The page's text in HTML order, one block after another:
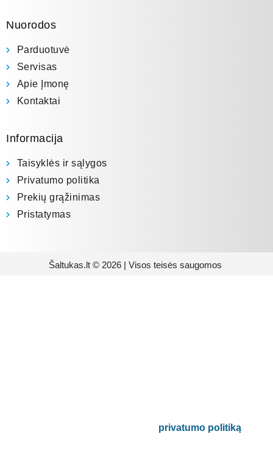
Nuorodos
Parduotuvė
Servisas
Apie Įmonę
Kontaktai
Informacija
Taisyklės ir sąlygos
Privatumo politika
Prekių grąžinimas
Pristatymas
Šaltukas.lt © 2026 | Visos teisės saugomos
privatumo politiką.